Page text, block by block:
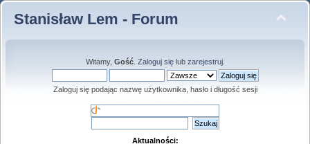
Stanisław Lem - Forum
Witamy, Gość. Zaloguj sięlub zarejestruj.
Zaloguj się podając nazwę użytkownika, hasło i długość sesji
Aktualności: